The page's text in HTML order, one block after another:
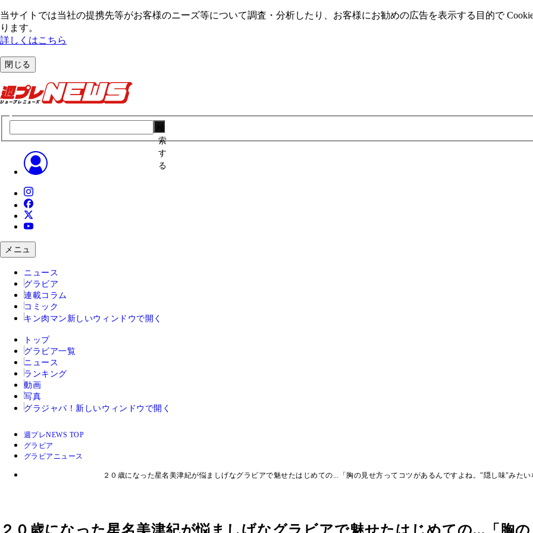
当サイトでは当社の提携先等がお客様のニーズ等について調査・分析したり、お客様にお勧めの広告を表⽰する⽬的で
ります。
詳しくはこちら
閉じる
索
す
る
メニュ
ニュース
グラビア
連載コラム
コミック
キン肉マン 新しいウィンドウで開く
トップ
グラビア一覧
ニュース
ランキング
動画
写真
グラジャパ！ 新しいウィンドウで開く
週プレNEWS TOP
グラビア
グラビアニュース
２０歳になった星名美津紀が悩ましげなグラビアで魅せたはじめての...「胸の見せ方ってコツがあるんですよね。"隠し味"みたい
２０歳になった星名美津紀が悩ましげなグラビアで魅せたはじめての...「胸